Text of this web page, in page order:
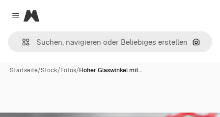
Close menu
Magnific
Nach
Startseite/Stock/Fotos/Hoher Glaswinkel mit…